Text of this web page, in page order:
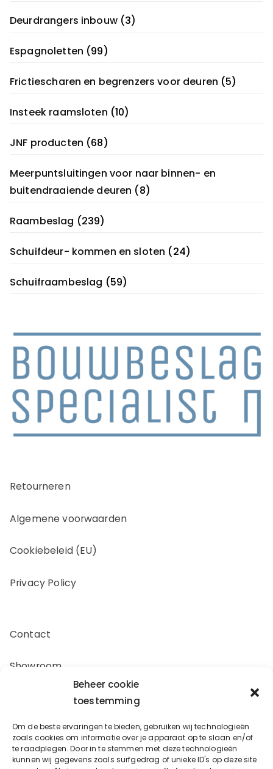
Beheer cookie
toestemming
Om de beste ervaringen te bieden, gebruiken wij technologieën
zoals cookies om informatie over je apparaat op te slaan en/of
te raadplegen. Door in te stemmen met deze technologieën
kunnen wij gegevens zoals surfgedrag of unieke ID's op deze site
Deurdrangers inbouw (3)
Espagnoletten (99)
Frictiescharen en begrenzers voor deuren (5)
Insteek raamsloten (10)
JNF producten (68)
Meerpuntsluitingen voor naar binnen- en
buitendraaiende deuren (8)
Raambeslag (239)
Schuifdeur- kommen en sloten (24)
Schuifraambeslag (59)
Retourneren
Algemene voorwaarden
Cookiebeleid (EU)
Privacy Policy
Contact
Showroom
Offerte aanvragen
Zakelijk inkopen